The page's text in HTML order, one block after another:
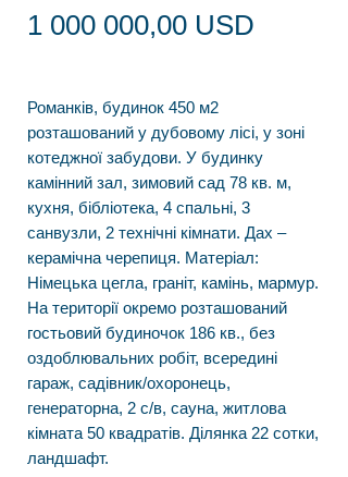
1 000 000,00 USD
Романків, будинок 450 м2
розташований у дубовому лісі, у зоні
котеджної забудови. У будинку
камінний зал, зимовий сад 78 кв. м,
кухня, бібліотека, 4 спальні, 3
санвузли, 2 технічні кімнати. Дах –
керамічна черепиця. Матеріал:
Німецька цегла, граніт, камінь, мармур.
На території окремо розташований
гостьовий будиночок 186 кв., без
оздоблювальних робіт, всередині
гараж, садівник/охоронець,
генераторна, 2 с/в, сауна, житлова
кімната 50 квадратів. Ділянка 22 сотки,
ландшафт.